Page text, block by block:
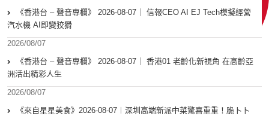
《香港台 – 聲音專欄》 2026-08-07｜ 信報CEO AI EJ Tech模擬經營
汽水機 AI即變狡猾
2026/08/07
《香港台 – 聲音專欄》 2026-08-07｜ 香港01 老齡化新視角 在高齡亞
洲活出精彩人生
2026/08/07
《來自星星美食》2026-08-07︱深圳高端新派中菜驚喜重重！脆卜卜